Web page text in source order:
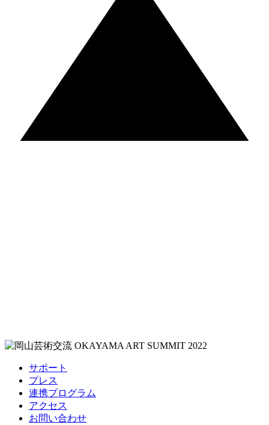
サポート
プレス
連携プログラム
アクセス
お問い合わせ